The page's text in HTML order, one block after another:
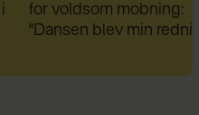
diagnoser, var han fuld
fordomme: "I dag er de